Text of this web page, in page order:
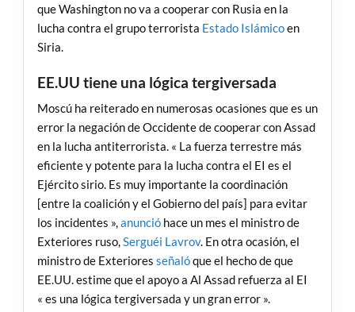
que Washington no va a cooperar con Rusia en la
lucha contra el grupo terrorista Estado Islámicoen
Siria.
EE.UU tiene una lógica tergiversada
Moscú ha reiterado en numerosas ocasiones que es un
error la negación de Occidente de cooperar con Assad
en la lucha antiterrorista. « La fuerza terrestre más
eficiente y potente para la lucha contra el EI es el
Ejército sirio. Es muy importante la coordinación
[entre la coalición y el Gobierno del país] para evitar
los incidentes »,anuncióhace un mes el ministro de
Exteriores ruso,Serguéi Lavrov. En otra ocasión, el
ministro de Exteriores señalóque el hecho de que
EE.UU. estime que el apoyo a Al Assad refuerza al EI
« es una lógica tergiversada y un gran error ».